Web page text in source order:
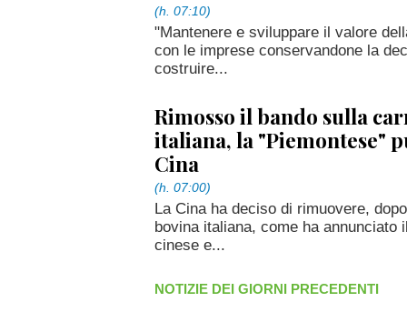
(h. 07:10)
"Mantenere e sviluppare il valore
con le imprese conservandone la
costruire...
Rimosso il bando sulla
italiana, la "Piemontese"
Cina
(h. 07:00)
La Cina ha deciso di rimuovere,
bovina italiana, come ha annunciato
cinese e...
NOTIZIE DEI GIORNI PRECEDENTI